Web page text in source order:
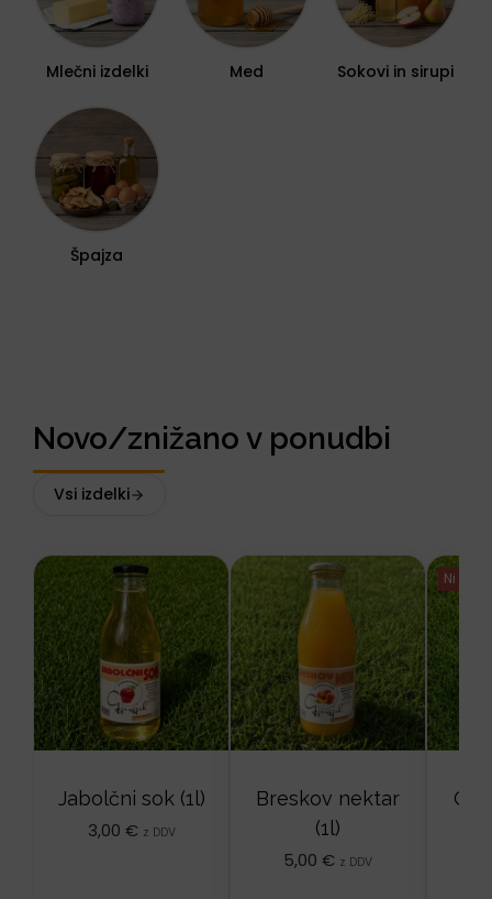
Mlečni izdelki Med Sokovi in sirupi
Špajza
Novo/znižano v ponudbi
Vsi izdelki
Jabolčni sok (1l)
3,00 € z DDV
Breskov nektar
(1l)
5,00 € z DDV
Ni na